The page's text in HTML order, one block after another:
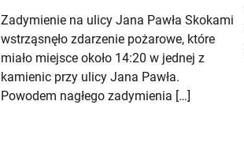
Zadymienie na ulicy Jana Pawła Skokami
wstrząsnęło zdarzenie pożarowe, które
miało miejsce około 14:20 w jednej z
kamienic przy ulicy Jana Pawła.
Powodem nagłego zadymienia […]